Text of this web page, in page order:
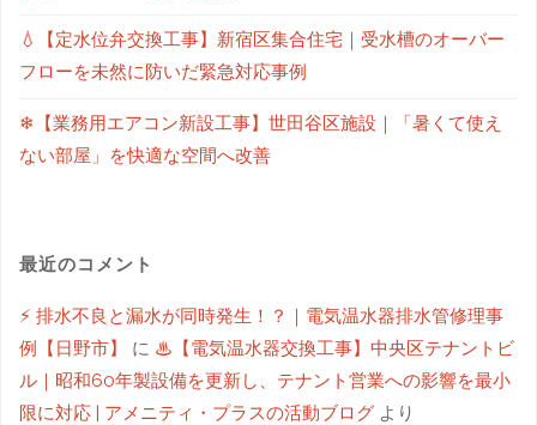
💧【定水位弁交換工事】新宿区集合住宅｜受水槽のオーバー
フローを未然に防いだ緊急対応事例
❄【業務用エアコン新設工事】世田谷区施設｜「暑くて使え
ない部屋」を快適な空間へ改善
最近のコメント
⚡ 排水不良と漏水が同時発生！？｜電気温水器排水管修理事
例【日野市】
に ♨【電気温水器交換工事】中央区テナントビ
ル｜昭和60年製設備を更新し、テナント営業への影響を最小
限に対応 | アメニティ・プラスの活動ブログ より